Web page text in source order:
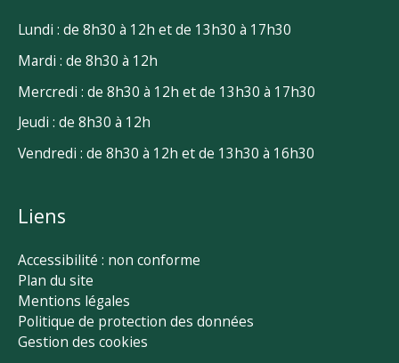
Lundi : de 8h30 à 12h et de 13h30 à 17h30
Mardi : de 8h30 à 12h
Mercredi : de 8h30 à 12h et de 13h30 à 17h30
Jeudi : de 8h30 à 12h
Vendredi : de 8h30 à 12h et de 13h30 à 16h30
Liens
Accessibilité : non conforme
Plan du site
Mentions légales
Politique de protection des données
Gestion des cookies